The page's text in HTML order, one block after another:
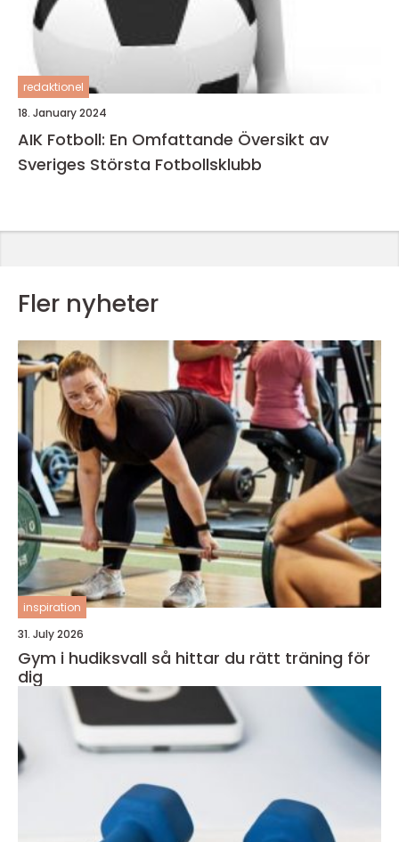
redaktionel
18. January 2024
AIK Fotboll: En Omfattande Översikt av
Sveriges Största Fotbollsklubb
Fler nyheter
inspiration
31. July 2026
Gym i hudiksvall så hittar du rätt träning för
dig